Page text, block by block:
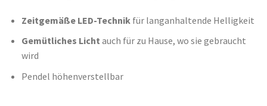
Zeitgemäße LED-Technikfür langanhaltende Helligkeit
Gemütliches Licht auch für zu Hause, wo sie gebraucht
wird
Pendel höhenverstellbar